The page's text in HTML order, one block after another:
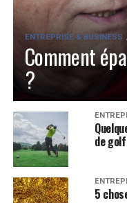
ENTREPRISE & BUSINESS
Comment
?
de
5